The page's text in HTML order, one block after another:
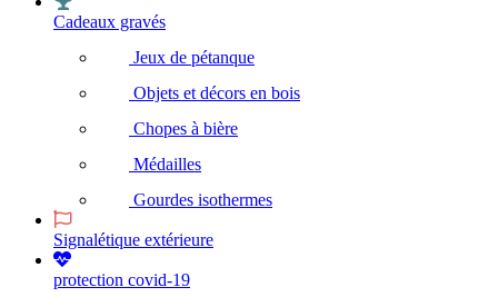
Cadeaux gravés
Jeux de pétanque
Objets et décors en bois
Chopes à bière
Médailles
Gourdes isothermes
Signalétique extérieure
protection covid-19